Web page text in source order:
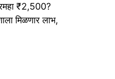
₹2,500?
मिळणार लाभ,